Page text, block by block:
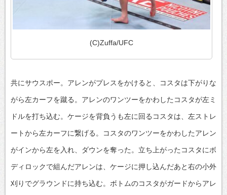
(C)Zuffa/UFC
共にサウスポー。アレンがプレスをかけると、コスタは下がりな
がら左カーフを蹴る。アレンのワンツーをかわしたコスタが左ミ
ドルを打ち込む。ケージを背負うも左に回るコスタは、左ストレ
ートから左カーフに繋げる。コスタのワンツーをかわしたアレン
がインから左を入れ、ダウンを奪った。立ち上がったコスタにボ
ディロックで組んだアレンは、ケージに押し込んだあと右の小外
刈りでグラウンドに持ち込む。ボトムのコスタがガードからアレ